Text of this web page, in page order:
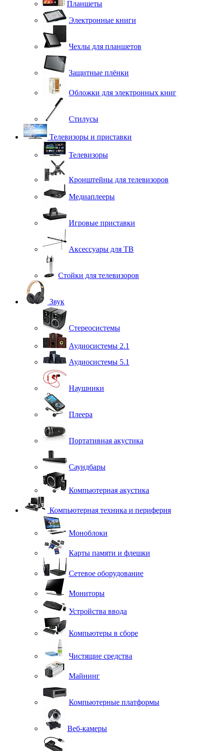
Планшеты
Электронные книги
Чехлы для планшетов
Защитные плёнки
Обложки для электронных книг
Стилусы
Телевизоры и приставки
Телевизоры
Кронштейны для телевизоров
Медиаплееры
Игровые приставки
Аксессуары для ТВ
Стойки для телевизоров
Звук
Стереосистемы
Аудиосистемы 2.1
Аудиосистемы 5.1
Наушники
Плеера
Портативная акустика
Саундбары
Компьютерная акустика
Компьютерная техника и периферия
Моноблоки
Карты памяти и флешки
Сетевое оборудование
Мониторы
Устройства ввода
Компьютеры в сборе
Чистящие средства
Майнинг
Компьютерные платформы
Веб-камеры